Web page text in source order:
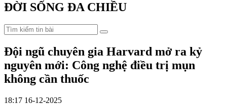
ĐỜI SỐNG ĐA CHIỀU
Đội ngũ chuyên gia Harvard mở ra kỷ
nguyên mới: Công nghệ điều trị mụn
không cần thuốc
18:17 16-12-2025